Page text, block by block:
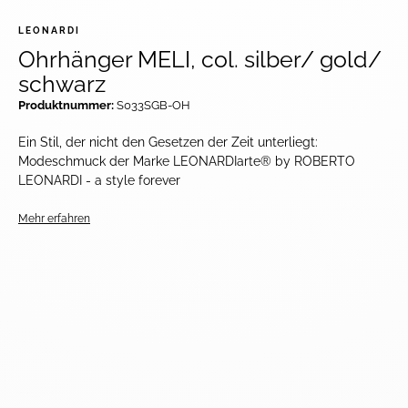
Ein Stil, der nicht den Gesetzen der Zeit unterliegt:
Modeschmuck der Marke LEONARDIarte® by ROBERTO
LEONARDI - a style forever
Mehr erfahren
LEONARDI
Ohrhänger MELI, col. silber/ gold/
schwarz
Produktnummer: S033SGB-OH